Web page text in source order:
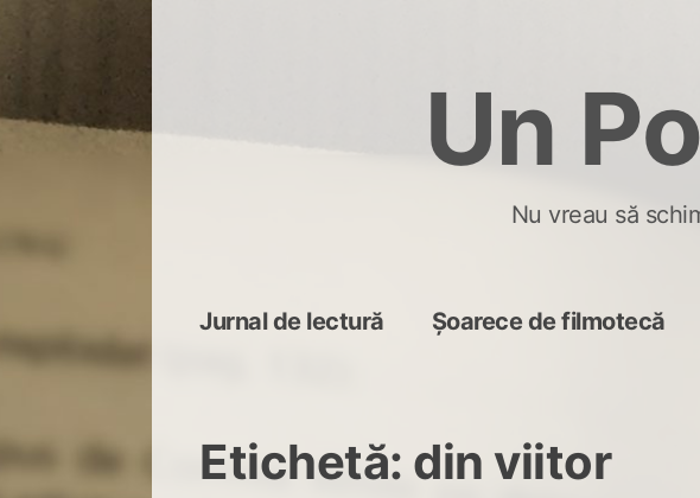
Un
Nu vreau să
Jurnal de lectură Șoarece de filmotecă
Etichetă: din viitor